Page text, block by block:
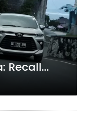
Recall
dan